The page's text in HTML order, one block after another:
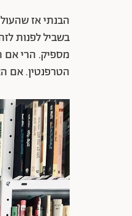
הבנתי אז
בשביל לפנות
מספיק. הרי אם
הטרפנטין. אם